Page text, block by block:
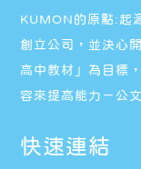
KUMON的原點:起
創立公司，並決心
高中教材」為目標
容來提高能力－公
快速連結